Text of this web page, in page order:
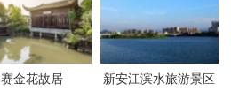
赛金花故居 新安江滨水旅游景区